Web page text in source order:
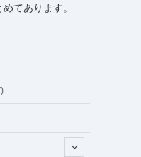
てあります。